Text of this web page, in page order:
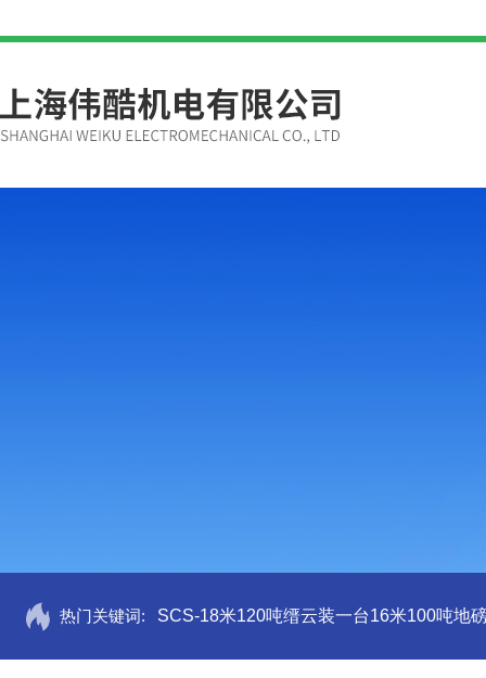
热门关键词: SCS-18米120吨缙云装一台16米100吨地